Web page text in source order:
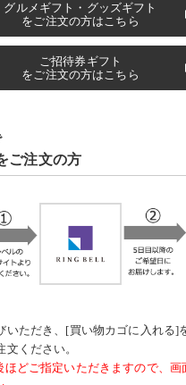
グルメギフト・グッズギフト
をご注文の方はこちら
ご招待券ギフト
をご注文の方はこちら
ご注文の方
いただき、[買い物カゴに入れる]
ください。
どご指定いただきますので、画